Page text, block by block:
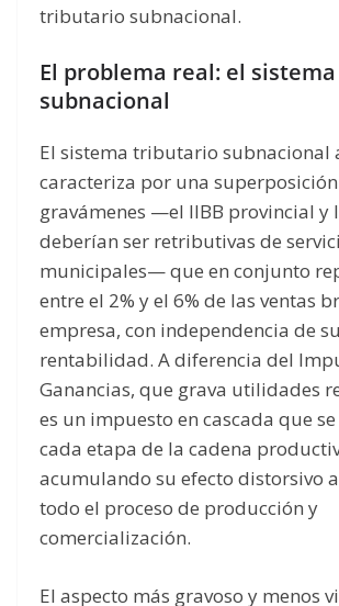
tributario subnacional.
El problema real: el
subnacional
El sistema tributario subnacional
caracteriza por una
gravámenes —el IIBB provincial y
deberían ser retributivas de
municipales— que en conjunto
entre el 2% y el 6% de las ventas
empresa, con independencia de su
rentabilidad. A diferencia del
Ganancias, que grava utilidades
es un impuesto en cascada que
cada etapa de la cadena
acumulando su efecto distorsivo
todo el proceso de producción y
comercialización.
El aspecto más gravoso y menos